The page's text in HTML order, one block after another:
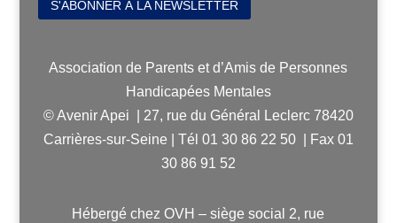
S'ABONNER À LA NEWSLETTER
Association de Parents et d’Amis de Personnes
Handicapées Mentales
© Avenir Apei | 27, rue du Général Leclerc 78420
Carrières-sur-Seine | Tél 01 30 86 22 50 | Fax 01
30 86 91 52
Hébergé chez OVH – siège social 2, rue